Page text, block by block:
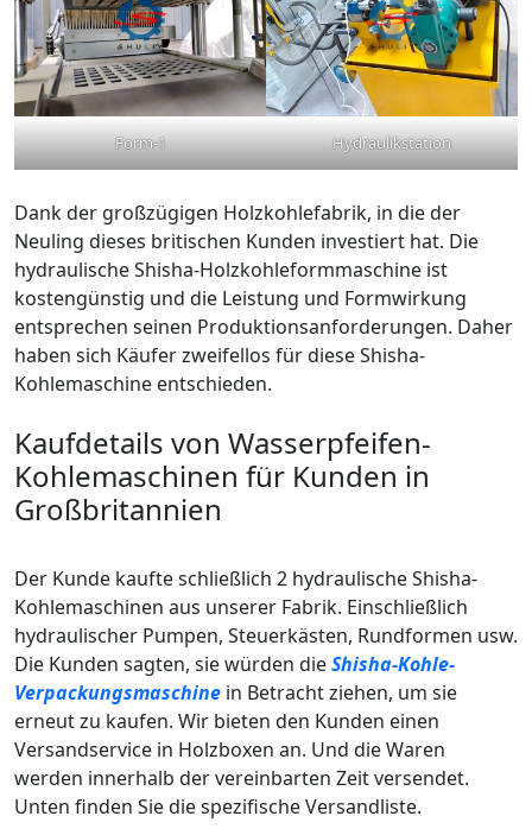
Form-1 Hydraulikstation
Dank der großzügigen Holzkohlefabrik, in die der
Neuling dieses britischen Kunden investiert hat. Die
hydraulische Shisha-Holzkohleformmaschine ist
kostengünstig und die Leistung und Formwirkung
entsprechen seinen Produktionsanforderungen. Daher
haben sich Käufer zweifellos für diese Shisha-
Kohlemaschine entschieden.
Kaufdetails von Wasserpfeifen-
Kohlemaschinen für Kunden in
Großbritannien
Der Kunde kaufte schließlich 2 hydraulische Shisha-
Kohlemaschinen aus unserer Fabrik. Einschließlich
hydraulischer Pumpen, Steuerkästen, Rundformen usw.
Die Kunden sagten, sie würden dieShisha-Kohle-
Verpackungsmaschine in Betracht ziehen, um sie
erneut zu kaufen. Wir bieten den Kunden einen
Versandservice in Holzboxen an. Und die Waren
werden innerhalb der vereinbarten Zeit versendet.
Unten finden Sie die spezifische Versandliste.